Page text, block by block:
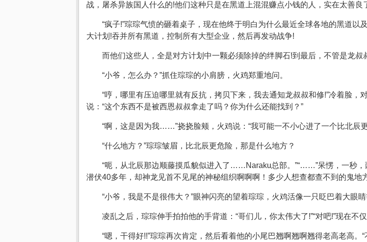
战，屠杀异族国人什么的!他们这种只是在黑道上混混赚点小钱的人，实在太善良
“疯子!”琮琮气愤的砸着桌子，现在他终于明白为什么最近全球各地的黑道
大计划!吞并所有黑道，控制所有大型企业，然后再发动战争!
而他们这些人，全是对方计划中一颗必须除掉的绊脚石!到最后，不管是龙
“小爷，怎么办？”抓住琮琮的小肩膀，火鸡郑重地问。
“哼，哪里有压迫哪里就有反抗，拷贝下来，我去通知龙叔叔和修!”冷着脸
说：“这个东西不是被西恩叔叔拿走了吗？你为什么还能找到？”
“啊，这是因为我……”挠挠脸颊，火鸡说：“我可能一不小心进了一个比北辰
“什么地方？”琮琮皱眉，比北辰更危险，那是什么地方？
“呃，从北辰那边顺藤摸瓜貌似进入了……Naraku总部。”“……”呆愣，一秒
潜伏40多年，却神龙见首不见尾的神秘组织啊啊啊！多少人想查都查不到的鬼地
“小爷，我是不是很伟大？”眼神闪亮的望着琮琮，火鸡活像一只眨巴着大眼睛
凌乱之后，琮琮伸手拍拍他的手背道：“哥们儿，你太伟大了!”“对吧!”现在不
“嗯，干得好!!”琮琮再次肯定，然后看着他的小尾巴翘啊翘啊翘得老高老高